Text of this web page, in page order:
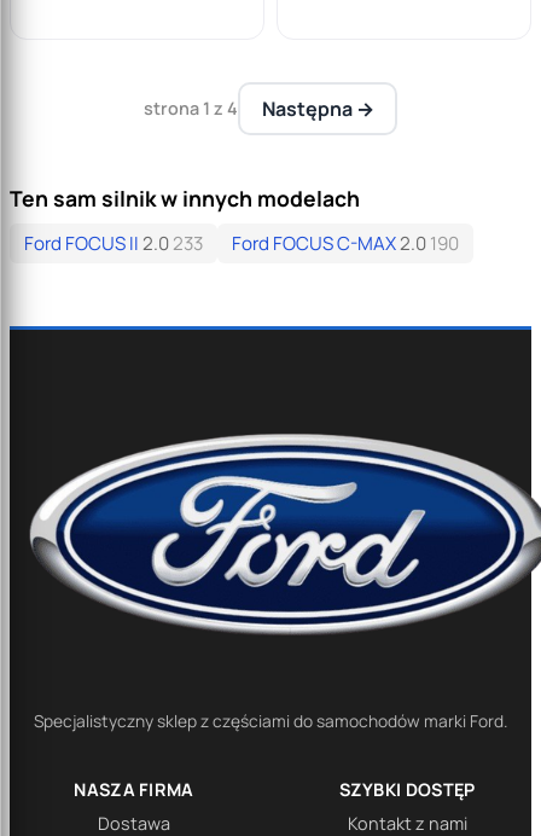
strona 1 z 4 Następna →
Ten sam silnik w innych modelach
Ford FOCUS II2.0233 Ford FOCUS C-MAX2.0190
Specjalistyczny sklep z częściami do samochodów marki Ford.
NASZA FIRMA
Dostawa
SZYBKI DOSTĘP
Kontakt z nami